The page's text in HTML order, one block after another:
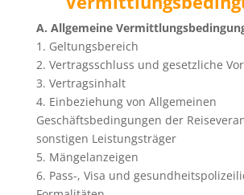
A. Allgemeine
1. Geltungsbereich
2. Vertragsschluss und gesetzliche
3. Vertragsinhalt
4. Einbeziehung von Allgemeinen
Geschäftsbedingungen der
sonstigen Leistungsträger
5. Mängelanzeigen
6. Pass-, Visa und